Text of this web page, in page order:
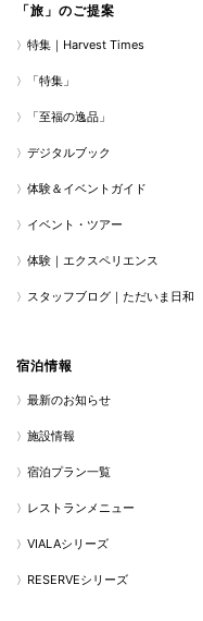
「旅」のご提案
特集｜Harvest Times
「特集」
「至福の逸品」
デジタルブック
体験＆イベントガイド
イベント・ツアー
体験｜エクスペリエンス
スタッフブログ｜ただいま日和
宿泊情報
最新のお知らせ
施設情報
宿泊プラン一覧
レストランメニュー
VIALAシリーズ
RESERVEシリーズ